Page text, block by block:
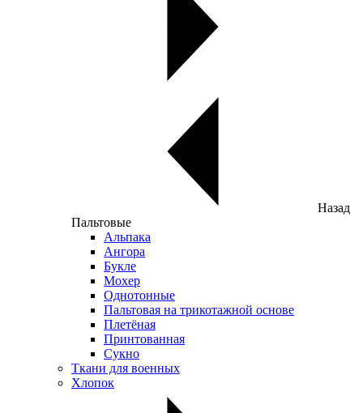
Назад
Пальтовые
Альпака
Ангора
Букле
Мохер
Однотонные
Пальтовая на трикотажной основе
Плетёная
Принтованная
Сукно
Ткани для военных
Хлопок